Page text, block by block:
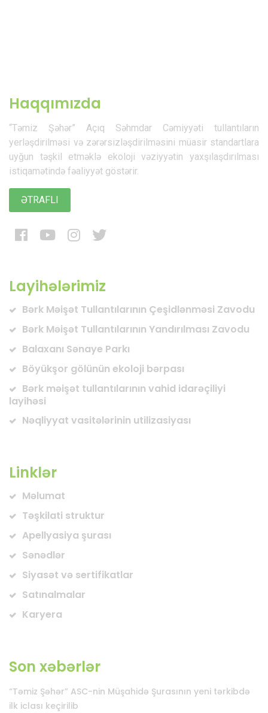
Haqqımızda
“Təmiz Şəhər” Açıq Səhmdar Cəmiyyəti tullantıların
yerləşdirilməsi və zərərsizləşdirilməsini müasir standartlara
uyğun təşkil etməklə ekoloji vəziyyətin yaxşılaşdırılması
istiqamətində fəaliyyət göstərir.
ƏTRAFLI
Layihələrimiz
Bərk Məişət Tullantılarının Çeşidlənməsi Zavodu
Bərk Məişət Tullantılarının Yandırılması Zavodu
Balaxanı Sənaye Parkı
Böyükşor gölünün ekoloji bərpası
Bərk məişət tullantılarının vahid idarəçiliyi
layihəsi
Nəqliyyat vasitələrinin utilizasiyası
Linklər
Məlumat
Təşkilati struktur
Apellyasiya şurası
Sənədlər
Siyasət və sertifikatlar
Satınalmalar
Karyera
Son xəbərlər
“Təmiz Şəhər” ASC-nin Müşahidə Şurasının yeni tərkibdə
ilk iclası keçirilib